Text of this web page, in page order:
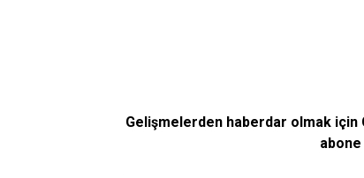
Gelişmelerden haberdar olmak